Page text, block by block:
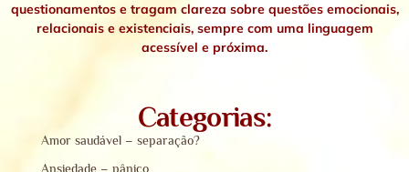
questionamentos e tragam clareza sobre questões emocionais,
relacionais e existenciais, sempre com uma linguagem
acessível e próxima.
Categorias:
Amor saudável – separação?
Ansiedade – pânico